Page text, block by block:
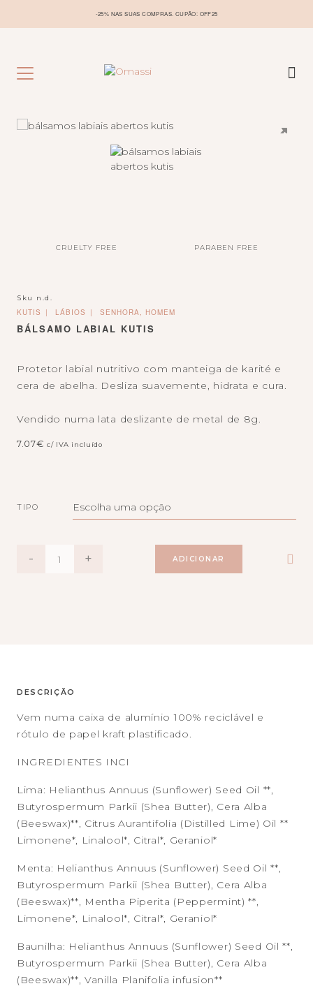
-25% NAS SUAS COMPRAS. CUPÃO: OFF25
CRUELTY FREE PARABEN FREE
Sku n.d.
KUTIS LÁBIOS SENHORA, HOMEM
BÁLSAMO LABIAL KUTIS
Protetor labial nutritivo com manteiga de karité e
cera de abelha. Desliza suavemente, hidrata e cura.
Vendido numa lata deslizante de metal de 8g.
7.07€ c/ IVA incluído
TIPO
- + ADICIONAR
DESCRIÇÃO
Vem numa caixa de alumínio 100% reciclável e
rótulo de papel kraft plastificado.
INGREDIENTES INCI
Lima: Helianthus Annuus (Sunflower) Seed Oil **,
Butyrospermum Parkii (Shea Butter), Cera Alba
(Beeswax)**, Citrus Aurantifolia (Distilled Lime) Oil **
Limonene*, Linalool*, Citral*, Geraniol*
Menta: Helianthus Annuus (Sunflower) Seed Oil **,
Butyrospermum Parkii (Shea Butter), Cera Alba
(Beeswax)**, Mentha Piperita (Peppermint) **,
Limonene*, Linalool*, Citral*, Geraniol*
Baunilha: Helianthus Annuus (Sunflower) Seed Oil **,
Butyrospermum Parkii (Shea Butter), Cera Alba
(Beeswax)**, Vanilla Planifolia infusion**